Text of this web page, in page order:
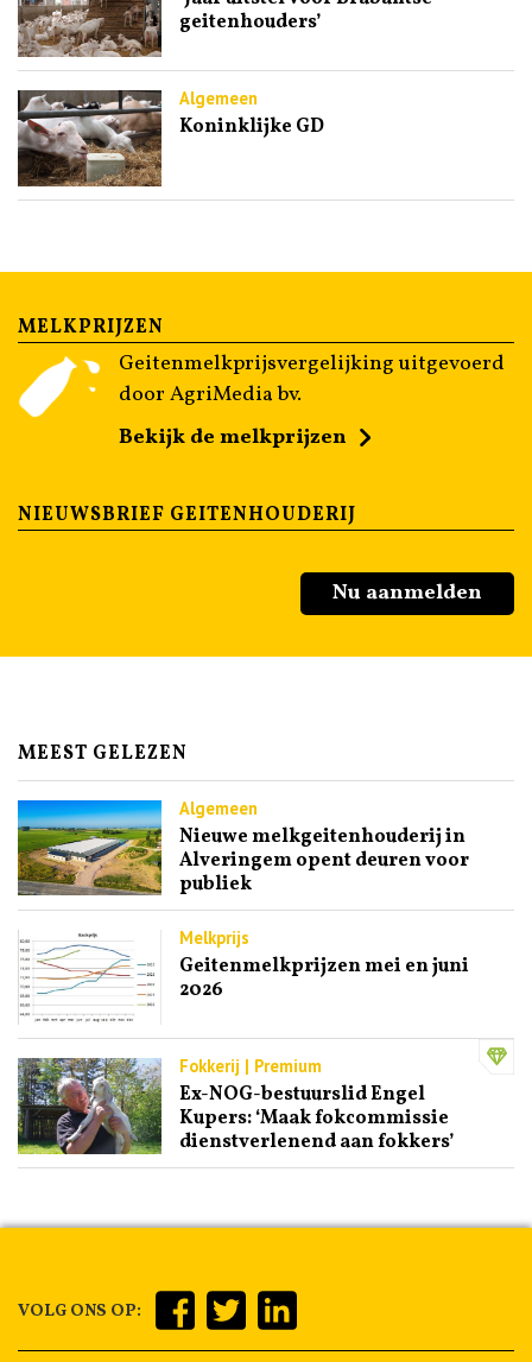
geitenhouders’
Algemeen
Koninklijke GD
MELKPRIJZEN
Geitenmelkprijsvergelijking uitgevoerd
door AgriMedia bv.
Bekijk de melkprijzen
NIEUWSBRIEF GEITENHOUDERIJ
Nu aanmelden
MEEST GELEZEN
Algemeen
Nieuwe melkgeitenhouderij in
Alveringem opent deuren voor
publiek
Melkprijs
Geitenmelkprijzen mei en juni
2026
Fokkerij | Premium
Ex-NOG-bestuurslid Engel
Kupers: ‘Maak fokcommissie
dienstverlenend aan fokkers’
VOLG ONS OP: